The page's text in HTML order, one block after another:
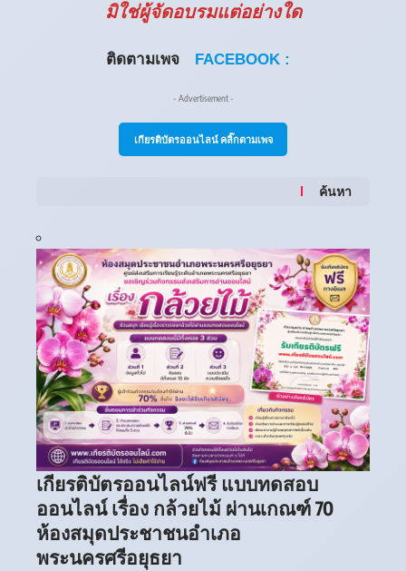
มิใช่ผู้จัดอบรมแต่อย่างใด
ติดตามเพจ FACEBOOK :
- Advertisement -
เกียรติบัตรออนไลน์ คลิ๊กตามเพจ
ค้นหา
เกียรติบัตรออนไลน์ฟรี แบบทดสอบ
ออนไลน์ เรื่อง กล้วยไม้ ผ่านเกณฑ์ 70
ห้องสมุดประชาชนอำเภอ
พระนครศรีอยุธยา